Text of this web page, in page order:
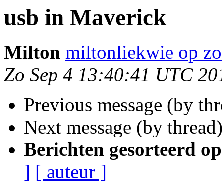
usb in Maverick
Milton miltonliekwie op
Zo Sep 4 13:40:41 UTC
Previous message (by
Next message (by
Berichten gesorteerd
] [ auteur ]